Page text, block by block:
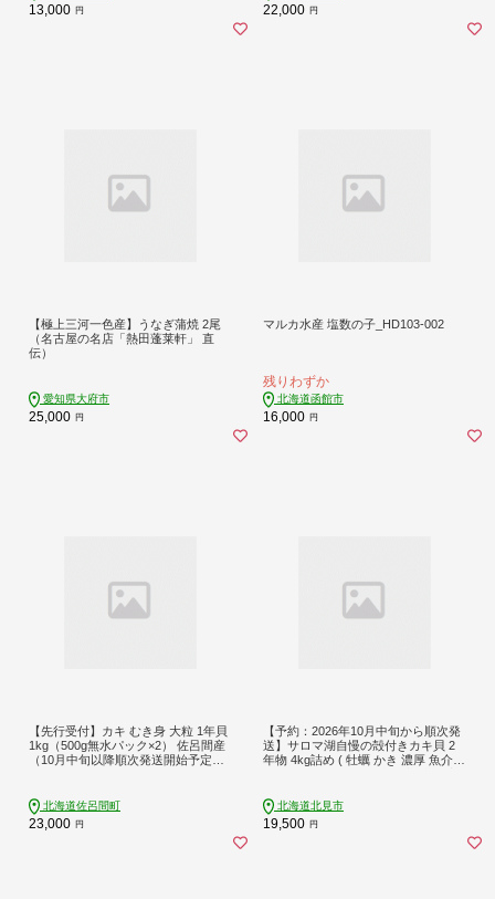
13,000 円 22,000 円
【極上三河一色産】うなぎ蒲焼 2尾
（名古屋の名店「熱田蓬莱軒」 直
伝）
愛知県大府市
25,000 円
マルカ水産 塩数の子_HD103-002
残りわずか
北海道函館市
16,000 円
【先行受付】カキ むき身 大粒 1年貝
1kg（500g無水パック×2） 佐呂間産
（10月中旬以降順次発送開始予定）
北海道佐呂間町
23,000 円
【予約：2026年10月中旬から順次発
送】サロマ湖自慢の殻付きカキ貝 2
年物 4kg詰め ( 牡蠣 かき 濃厚 魚介類
北海道北見市
19,500 円